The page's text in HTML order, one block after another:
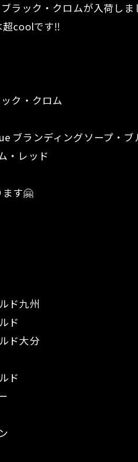
ラック・クロムが入荷しま
超coolです‼︎
ク・クロム
ブランディングソープ・ブ
・レッド
す🤗
ド九州
ド
ド大分
ド